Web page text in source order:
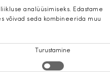
analüüsimiseks. Edastame
võivad seda kombineerida muu
Turustamine